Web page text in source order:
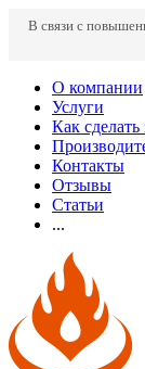
В связи с
О компании
Услуги
Как сделать
Контакты
Отзывы
Статьи
...